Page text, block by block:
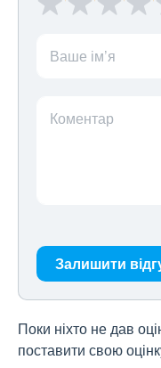
Ваше ім’я
Коментар
Залишити
Поки ніхто не дав
поставити свою